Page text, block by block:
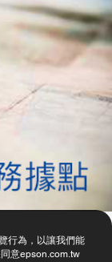
行為，以讓我們能
意epson.com.tw